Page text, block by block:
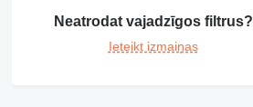
Neatrodat vajadzīgos filtrus?
Ieteikt izmaiņas